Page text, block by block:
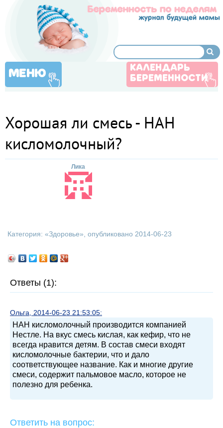
МЕНЮ
КАЛЕНДАРЬ
БЕРЕМЕННОСТИ
Хорошая ли смесь - НАН
кисломолочный?
Лика
Категория: «Здоровье», опубликовано 2014-06-23
Ответы (1):
Ольга, 2014-06-23 21:53:05:
НАН кисломолочный производится компанией
Нестле. На вкус смесь кислая, как кефир, что не
всегда нравится детям. В состав смеси входят
кисломолочные бактерии, что и дало
соответствующее название. Как и многие другие
смеси, содержит пальмовое масло, которое не
полезно для ребенка.
Ответить на вопрос: